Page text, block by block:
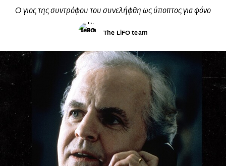
Ο γιος της συντρόφου του συνελήφθη ως ύποπτος για φόνο
The LiFO team